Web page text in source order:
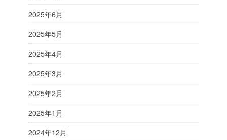
2025年6月
2025年5月
2025年4月
2025年3月
2025年2月
2025年1月
2024年12月